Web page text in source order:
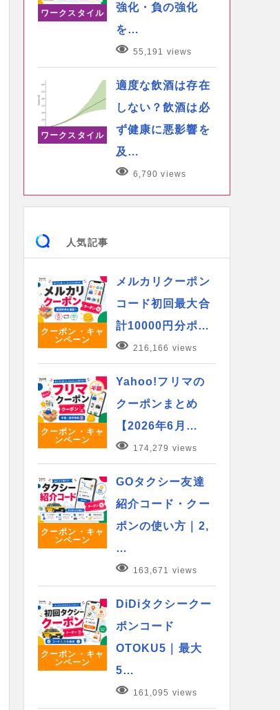
ワークスタイル
強化・負の強化
を…
55,191 views
ワークスタイル
適度な飲酒は存在
しない？飲酒は必
ず健康に悪影響を
及…
6,790 views
人気記事
クーポン・キャ
ンペーン
メルカリクーポン
コード初回最大合
計10000円分ポ…
216,166 views
クーポン・キャ
ンペーン
Yahoo!フリマの
クーポンまとめ
【2026年6月…
174,279 views
クーポン・キャ
ンペーン
GOタクシー友達
紹介コード・クー
ポンの使い方｜2,
…
163,671 views
クーポン・キャ
ンペーン
DiDiタクシークー
ポンコード
OTOKU5｜最大
5…
161,095 views